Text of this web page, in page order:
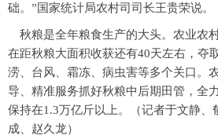
础。”国家统计局农村司司长王贵荣说。
秋粮是全年粮食生产的大头。农业农
在距秋粮大面积收获还有40天左右，夺
涝、台风、霜冻、病虫害等多个关口。
导、精准服务抓好秋粮中后期田管，全
保持在1.3万亿斤以上。（记者于文静、
成、赵久龙）